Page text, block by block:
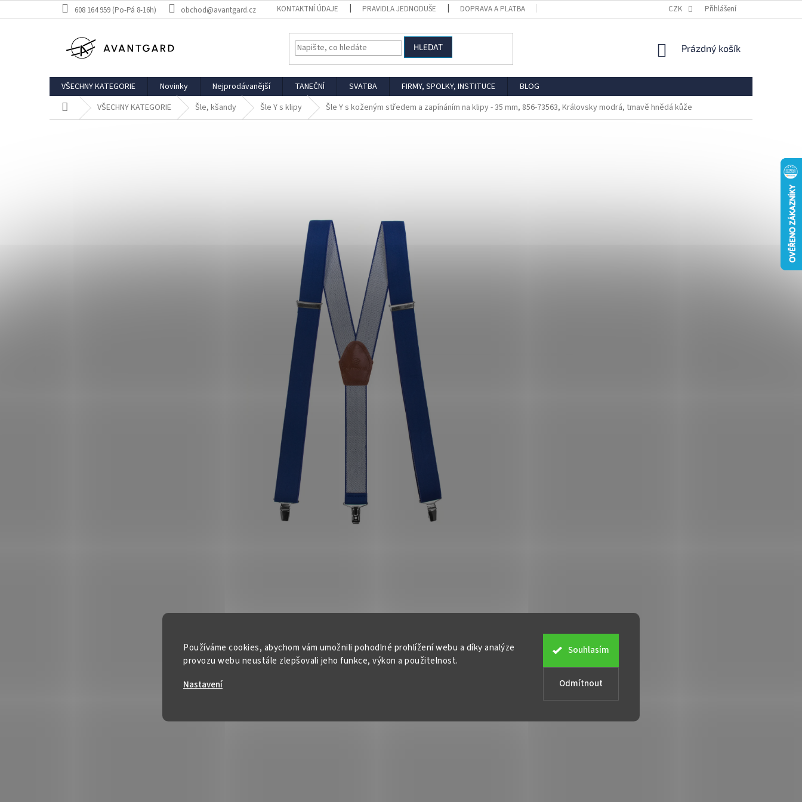
Používáme cookies, abychom vám umožnili pohodlné prohlížení webu a díky analýze
provozu webu neustále zlepšovali jeho funkce, výkon a použitelnost.
Nastavení
Odmítnout
Souhlasím
na
608 164 959 (Po-Pá 8-16h) obchod@avantgard.cz KONTAKTNÍ ÚDAJE PRAVIDLA JEDNODUŠE DOPRAVA A PLATBA REKLAMACE VRÁCENÍ ZBOŽÍ
CZK Přihlášení
HLEDAT
NÁKUPNÍ
Prázdný košík
VŠECHNY KATEGORIE Novinky Nejprodávanější TANEČNÍ SVATBA FIRMY, SPOLKY, INSTITUCE
BLOG
Domů VŠECHNY KATEGORIE Šle, kšandy Šle Y s klipy Šle Y s koženým středem a zapínáním na klipy - 35 mm, 856-73563, Královsky modrá, tmavě hnědá kůže